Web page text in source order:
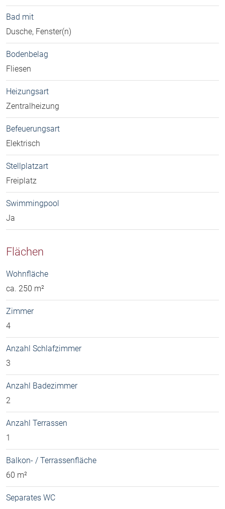
Bad mit
Dusche, Fenster(n)
Bodenbelag
Fliesen
Heizungsart
Zentralheizung
Befeuerungsart
Elektrisch
Stellplatzart
Freiplatz
Swimmingpool
Ja
Flächen
Wohnfläche
ca. 250 m²
Zimmer
4
Anzahl Schlafzimmer
3
Anzahl Badezimmer
2
Anzahl Terrassen
1
Balkon- / Terrassenfläche
60 m²
Separates WC